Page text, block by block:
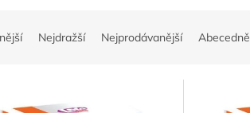
Nejdražší Nejprodávanější Abecedně